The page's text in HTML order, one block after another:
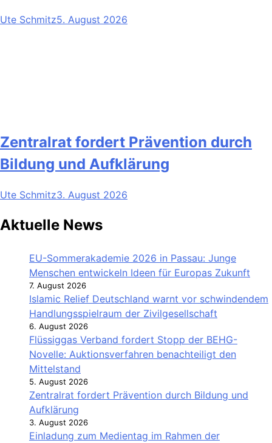
Ute Schmitz5. August 2026
Zentralrat fordert Prävention durch
Bildung und Aufklärung
Ute Schmitz3. August 2026
Aktuelle News
EU-Sommerakademie 2026 in Passau: Junge
Menschen entwickeln Ideen für Europas Zukunft
7. August 2026
Islamic Relief Deutschland warnt vor schwindendem
Handlungsspielraum der Zivilgesellschaft
6. August 2026
Flüssiggas Verband fordert Stopp der BEHG-
Novelle: Auktionsverfahren benachteiligt den
Mittelstand
5. August 2026
Zentralrat fordert Prävention durch Bildung und
Aufklärung
3. August 2026
Einladung zum Medientag im Rahmen der